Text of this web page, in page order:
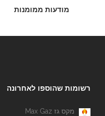
מודעות ממומנות
רשומות שהוספו לאחרונה
מקס גז Max Gaz